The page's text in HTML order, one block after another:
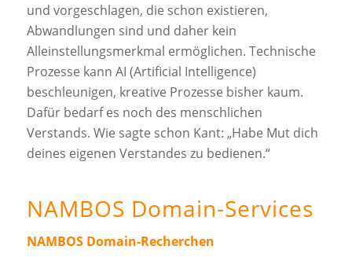
und vorgeschlagen, die schon existieren,
Abwandlungen sind und daher kein
Alleinstellungsmerkmal ermöglichen. Technische
Prozesse kann AI (Artificial Intelligence)
beschleunigen, kreative Prozesse bisher kaum.
Dafür bedarf es noch des menschlichen
Verstands. Wie sagte schon Kant: „Habe Mut dich
deines eigenen Verstandes zu bedienen.“
NAMBOS Domain-Services
NAMBOS Domain-Recherchen